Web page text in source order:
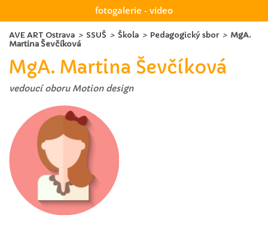
fotogalerie - video
AVE ART Ostrava > SSUŠ > Škola > Pedagogický sbor > MgA.
Martina Ševčíková
MgA. Martina Ševčíková
vedoucí oboru Motion design